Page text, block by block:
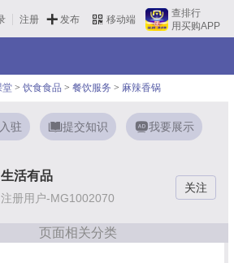
注册 发布 移动端
查排行
用买购APP
堂 > 饮食食品 > 餐饮服务 > 麻辣香锅
驻 提交知识 我要展示
生活有品
注册用户-MG1002070
页面相关分类